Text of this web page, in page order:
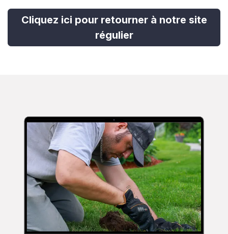
Cliquez ici pour retourner à notre site
régulier